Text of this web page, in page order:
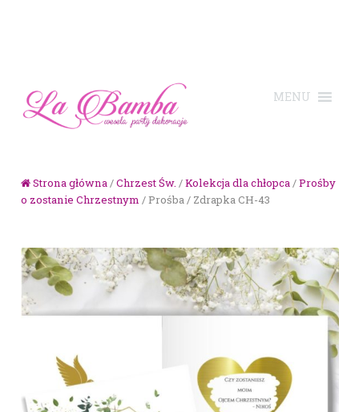
Strona główna/Chrzest Św. /Kolekcja dla chłopca/Prośby
o zostanie Chrzestnym / Prośba / Zdrapka CH-43